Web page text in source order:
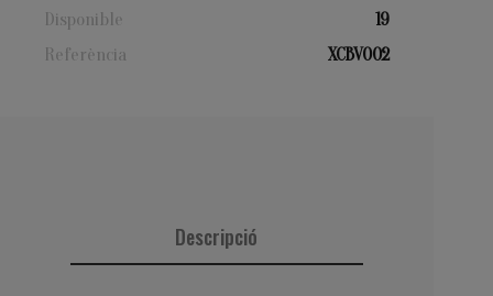
Disponible
19
Referència
XCBV002
Descripció